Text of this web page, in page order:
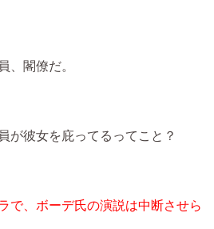
、閣僚だ。
が彼女を庇ってるってこと？
で、ボーデ氏の演説は中断させら